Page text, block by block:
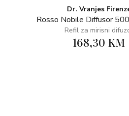
Dr. Vranjes
Rosso Nobile Diffusor
Refil za mirisni
168,30 KM